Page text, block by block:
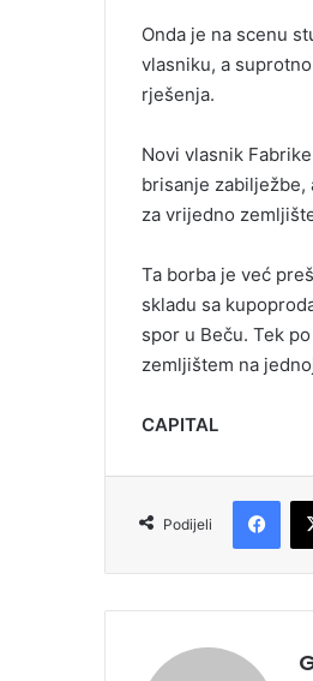
Onda je na scenu
vlasniku, a
rješenja.
Novi vlasnik
brisanje zabilježbe,
za vrijedno
Ta borba je već
skladu sa
spor u Beču. Tek
zemljištem na
CAPITAL
Podijeli